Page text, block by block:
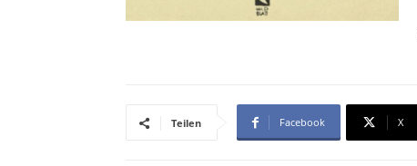
Teilen Facebook X